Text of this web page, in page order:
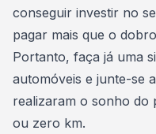
conseguir investir no
pagar mais que o
Portanto, faça já uma
automóveis e junte-se
realizaram o sonho do
ou zero km.